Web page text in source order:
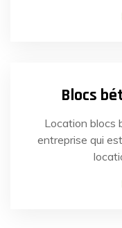
de la région
Blocs
Location blocs
entreprise qui